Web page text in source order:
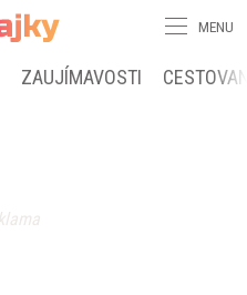
MENU
ZAUJÍMAVOSTI